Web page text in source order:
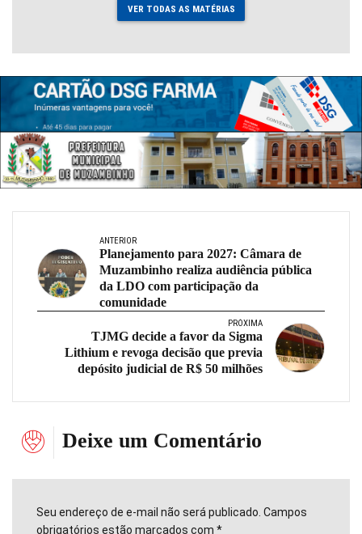
VER TODAS AS MATÉRIAS
ANTERIOR
Planejamento para 2027: Câmara de
Muzambinho realiza audiência pública
da LDO com participação da
comunidade
PRÓXIMA
TJMG decide a favor da Sigma
Lithium e revoga decisão que previa
depósito judicial de R$ 50 milhões
Deixe um Comentário
Seu endereço de e-mail não será publicado. Campos
obrigatórios estão marcados com *